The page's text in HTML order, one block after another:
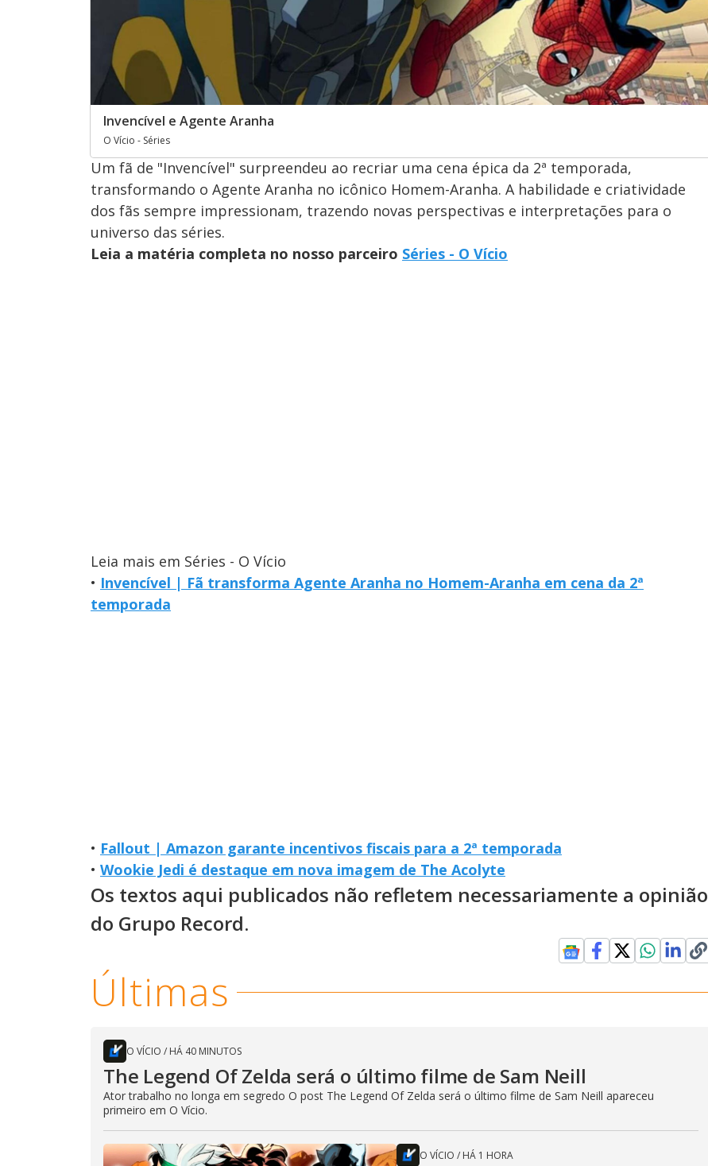
Invencível e Agente Aranha
O Vício - Séries
Um fã de "Invencível" surpreendeu ao recriar uma cena épica da 2ª temporada,
transformando o Agente Aranha no icônico Homem-Aranha. A habilidade e criatividade
dos fãs sempre impressionam, trazendo novas perspectivas e interpretações para o
universo das séries.
Leia a matéria completa no nosso parceiro Séries - O Vício
Leia mais em Séries - O Vício
• Invencível | Fã transforma Agente Aranha no Homem-Aranha em cena da 2ª
temporada
• Fallout | Amazon garante incentivos fiscais para a 2ª temporada
• Wookie Jedi é destaque em nova imagem de The Acolyte
Os textos aqui publicados não refletem necessariamente a opinião
do Grupo Record.
Últimas
O VÍCIO / HÁ 40 MINUTOS
The Legend Of Zelda será o último filme de Sam Neill
Ator trabalho no longa em segredo O post The Legend Of Zelda será o último filme de Sam Neill apareceu
primeiro em O Vício.
O VÍCIO / HÁ 1 HORA